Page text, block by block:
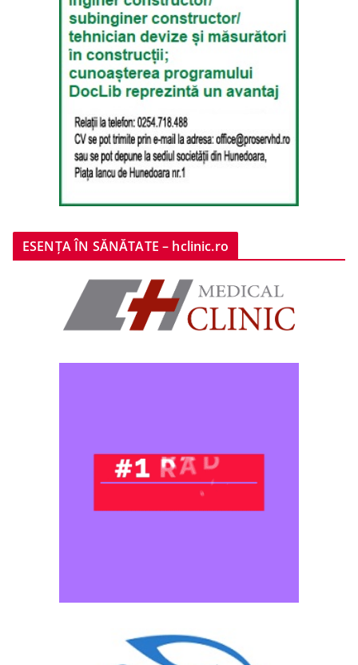
ESENȚA ÎN SĂNĂTATE – hclinic.ro